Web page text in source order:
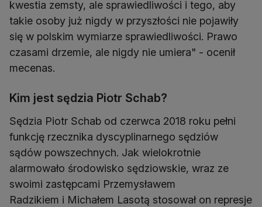
kwestia zemsty, ale sprawiedliwości i tego, aby
takie osoby już nigdy w przyszłości nie pojawiły
się w polskim wymiarze sprawiedliwości. Prawo
czasami drzemie, ale nigdy nie umiera" - ocenił
mecenas.
Kim jest sędzia Piotr Schab?
Sędzia Piotr Schab od czerwca 2018 roku pełni
funkcję rzecznika dyscyplinarnego sędziów
sądów powszechnych. Jak wielokrotnie
alarmowało środowisko sędziowskie, wraz ze
swoimi zastępcami Przemysławem
Radzikiem i Michałem Lasotą stosował on represje